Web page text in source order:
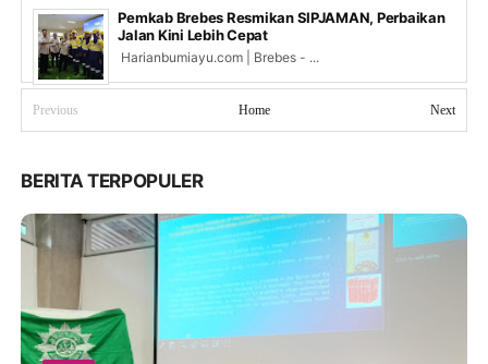
Pemkab Brebes Resmikan SIPJAMAN, Perbaikan
Jalan Kini Lebih Cepat
Harianbumiayu.com | Brebes - ...
Previous Next
Home
BERITA TERPOPULER